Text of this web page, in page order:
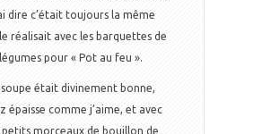
dire c’était toujours la même
réalisait avec les barquettes de
légumes pour « Pot au feu ».
soupe était divinement bonne,
épaisse comme j’aime, et avec
petits morceaux de bouillon de